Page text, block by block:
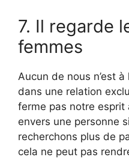
7. Il regarde
femmes
Aucun de nous n’est
dans une relation
ferme pas notre esprit
envers une personne
recherchons plus de
cela ne peut pas